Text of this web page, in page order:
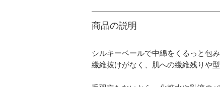
商品の説明
シルキーベールで中綿をくるっと包
繊維抜けがなく、肌への繊維残りや